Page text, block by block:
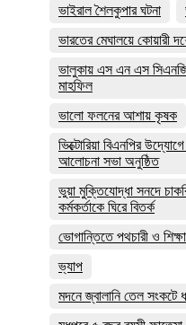
ভাইরাল শৈলকুপার ঘটনা
ভারতের মেঘালয়ে কোয়ারী
ভালুকায় এস এন এস
মাহফিল
ভালো ফলনের আশায় কৃষক
ভিক্টোরিয়া বিএনপির
আলোচনা সভা অনুষ্ঠিত
ভুয়া মুক্তিযোদ্ধা সনদে
কর্মকর্তাকে ঘিরে বিতর্ক
ভোগান্তিতে পথচারী ও
ভ্যাপ
মদনে জ্বালানি তেল সংকটে